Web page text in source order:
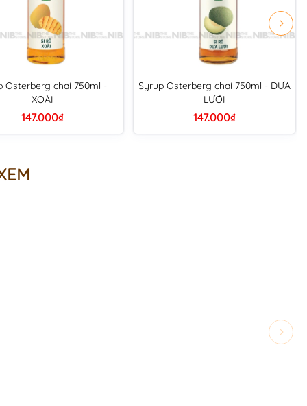
Osterberg chai 750ml -
XOÀI
147.000₫
Syrup Osterberg chai 750ml - DƯA
LƯỚI
147.000₫